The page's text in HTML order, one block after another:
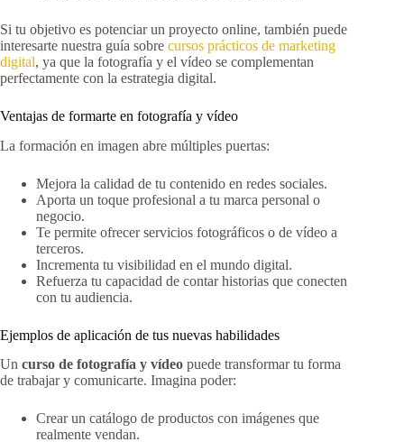
Si tu objetivo es potenciar un proyecto online, también puede
interesarte nuestra guía sobre cursos prácticos de marketing
digital, ya que la fotografía y el vídeo se complementan
perfectamente con la estrategia digital.
Ventajas de formarte en fotografía y vídeo
La formación en imagen abre múltiples puertas:
Mejora la calidad de tu contenido en redes sociales.
Aporta un toque profesional a tu marca personal o
negocio.
Te permite ofrecer servicios fotográficos o de vídeo a
terceros.
Incrementa tu visibilidad en el mundo digital.
Refuerza tu capacidad de contar historias que conecten
con tu audiencia.
Ejemplos de aplicación de tus nuevas habilidades
Un curso de fotografía y vídeo puede transformar tu forma
de trabajar y comunicarte. Imagina poder:
Crear un catálogo de productos con imágenes que
realmente vendan.